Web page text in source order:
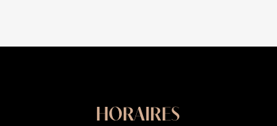
HORAIRES